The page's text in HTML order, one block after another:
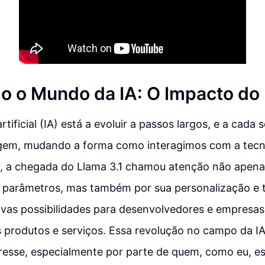
o Mundo da IA: O Impacto do
(IA) está a evoluir a passos largos, e a cada
mudando a forma como interagimos com a
a chegada do Llama 3.1 chamou atenção não
mas também por sua personalização e
possibilidades para desenvolvedores e
produtos e serviços. Essa revolução no campo da
especialmente por parte de quem, como eu,